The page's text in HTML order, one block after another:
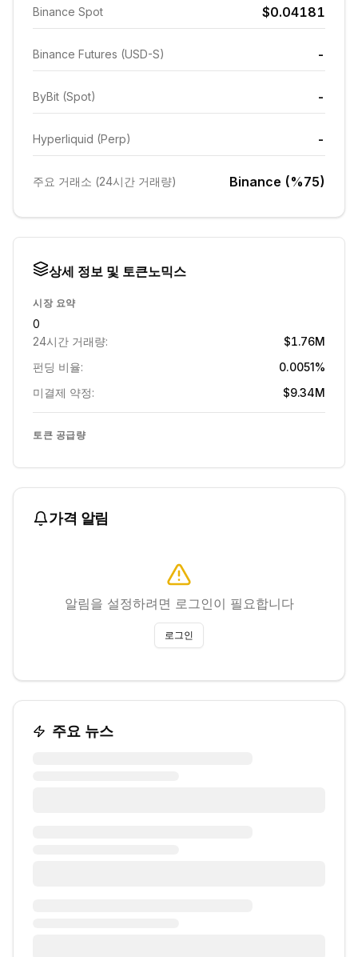
Binance Spot $0.04181
Binance Futures (USD-S) -
ByBit (Spot) -
Hyperliquid (Perp) -
주요 거래소 (24시간 거래량) Binance (%75)
상세 정보 및 토큰노믹스
시장 요약
0
24시간 거래량:
$1.76M
펀딩 비율:
0.0051%
미결제 약정:
$9.34M
토큰 공급량
가격 알림
알림을 설정하려면 로그인이 필요합니다
로그인
주요 뉴스